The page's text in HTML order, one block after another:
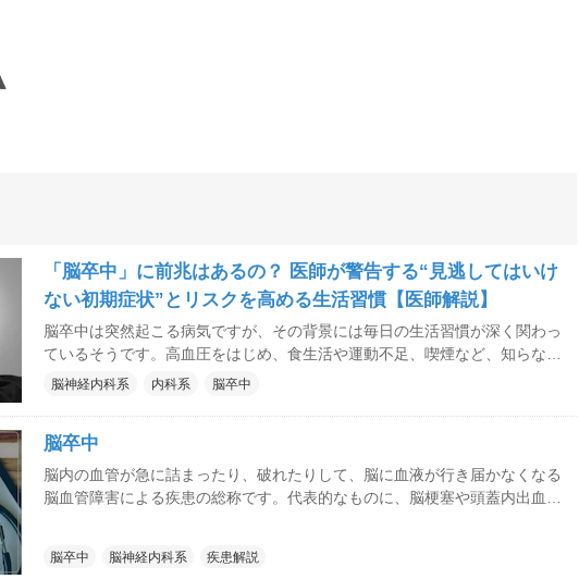
「脳卒中」に前兆はあるの？ 医師が警告する“見逃してはいけ
ない初期症状”とリスクを高める生活習慣【医師解説】
脳卒中は突然起こる病気ですが、その背景には毎日の生活習慣が深く関わっ
ているそうです。高血圧をはじめ、食生活や運動不足、喫煙など、知らない
うちにリスクを高めていることもあります。 脳卒中の前兆や危険因子、予
脳神経内科系 内科系 脳卒中
脳卒中
脳内の血管が急に詰まったり、破れたりして、脳に血液が行き届かなくなる
脳血管障害による疾患の総称です。代表的なものに、脳梗塞や頭蓋内出血
脳卒中 脳神経内科系 疾患解説